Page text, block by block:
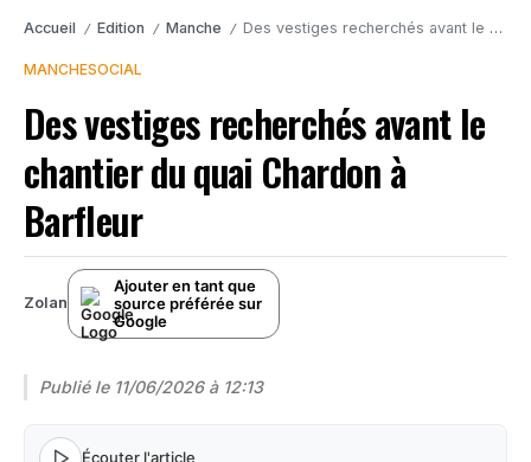
Accueil / Edition / Manche / Des vestiges recherchés avant le chantier du quai Chardon à Barfleur
MANCHESOCIAL
Des vestiges recherchés avant le
chantier du quai Chardon à
Barfleur
Zolan
Ajouter en tant que
source préférée sur
Google
Publié le 11/06/2026 à 12:13
Écouter l'article